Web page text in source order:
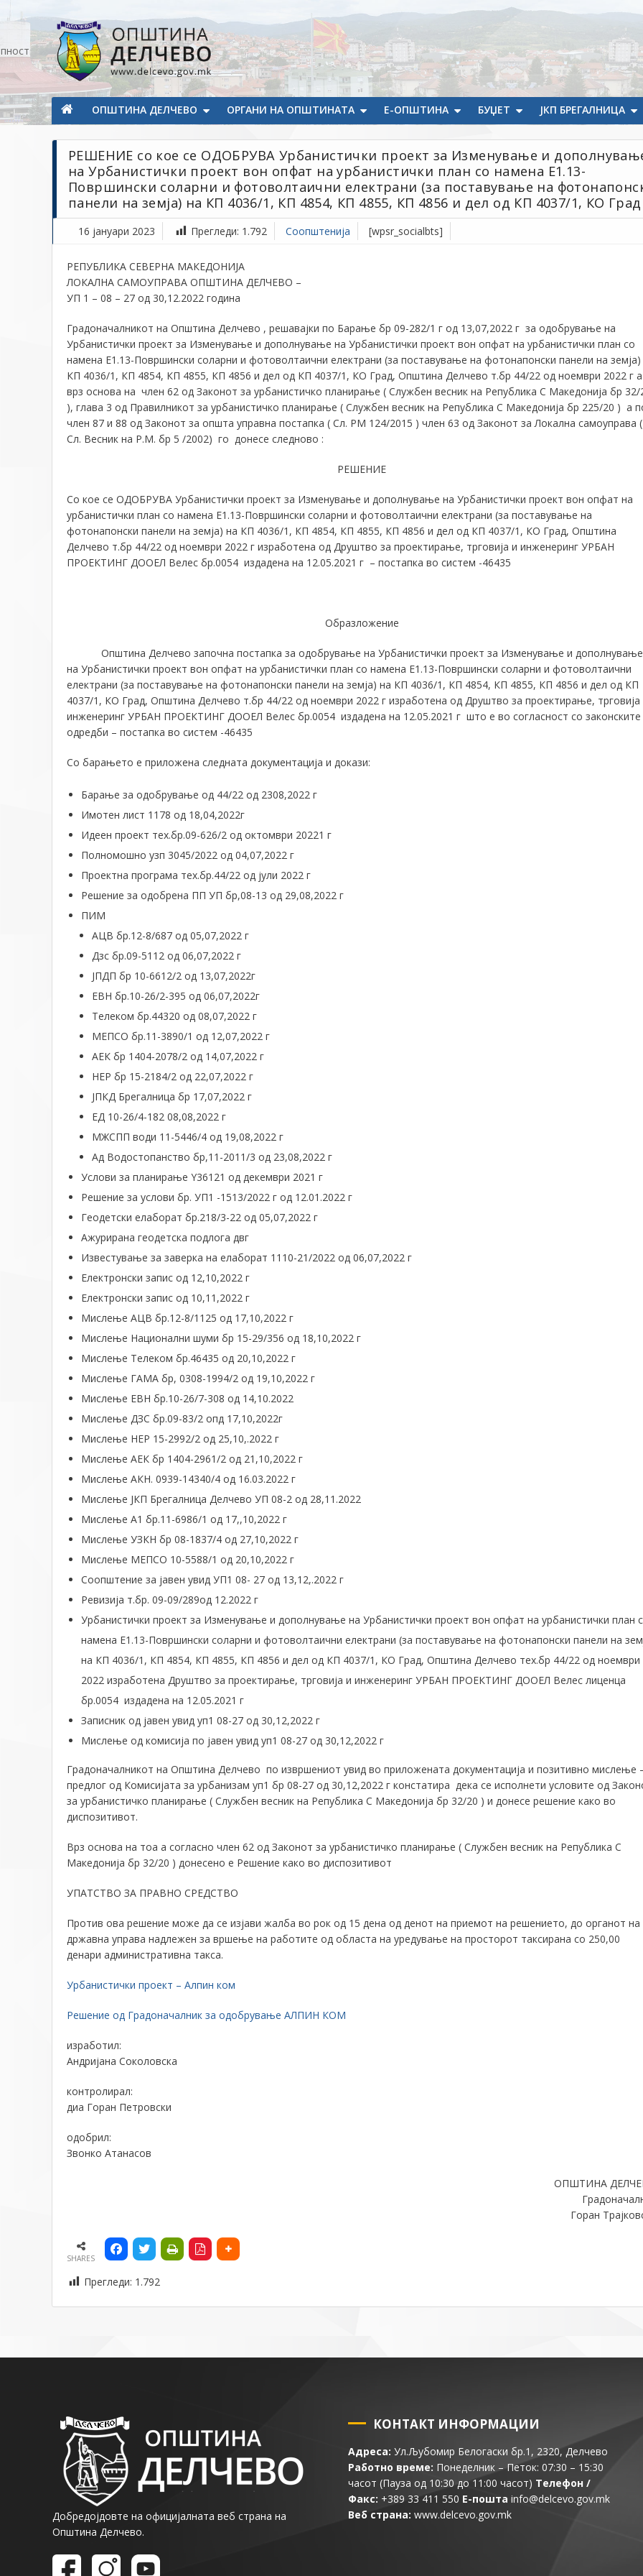
Општина Делчево
Општина Делчево
ОПШТИНА ДЕЛЧЕВО ОРГАНИ НА ОПШТИНАТА Е-ОПШТИНА БУЏЕТ ЈКП БРЕГАЛНИЦА
РЕШЕНИЕ со кое се ОДОБРУВА Урбанистички проект за Изменување и
на Урбанистички проект вон опфат на урбанистички план со намена Е1.13-
Површински соларни и фотоволтаични електрани (за поставување на
панели на земја) на КП 4036/1, КП 4854, КП 4855, КП 4856 и дел од КП 4037/1, КО Град
16 јануари 2023 Прегледи: 1.792 Соопштенија [wpsr_socialbts]
РЕПУБЛИКА СЕВЕРНА МАКЕДОНИЈА
ЛОКАЛНА САМОУПРАВА ОПШТИНА ДЕЛЧЕВО –
УП 1 – 08 – 27 од 30,12.2022 година
Градоначалникот на Општина Делчево , решавајки по Барање бр 09-282/1 г од 13,07,2022 г за одобрување на
Урбанистички проект за Изменување и дополнување на Урбанистички проект вон опфат на урбанистички план со
намена Е1.13-Површински соларни и фотоволтаични електрани (за поставување на фотонапонски панели на земја)
КП 4036/1, КП 4854, КП 4855, КП 4856 и дел од КП 4037/1, КО Град, Општина Делчево т.бр 44/22 од ноември 2022 г а
врз основа на член 62 од Законот за урбанистичко планирање ( Службен весник на Република С Македонија бр 32/
), глава 3 од Правилникот за урбанистичко планирање ( Службен весник на Република С Македонија бр 225/20 ) а
член 87 и 88 од Законот за општа управна постапка ( Сл. РМ 124/2015 ) член 63 од Законот за Локална самоуправа (
Сл. Весник на Р.М. бр 5 /2002) го донесе следново :
РЕШЕНИЕ
Со кое се ОДОБРУВА Урбанистички проект за Изменување и дополнување на Урбанистички проект вон опфат на
урбанистички план со намена Е1.13-Површински соларни и фотоволтаични електрани (за поставување на
фотонапонски панели на земја) на КП 4036/1, КП 4854, КП 4855, КП 4856 и дел од КП 4037/1, КО Град, Општина
Делчево т.бр 44/22 од ноември 2022 г изработена од Друштво за проектирање, трговија и инженеринг УРБАН
ПРОЕКТИНГ ДООЕЛ Велес бр.0054 издадена на 12.05.2021 г – постапка во систем -46435
Образложение
Општина Делчево започна постапка за одобрување на Урбанистички проект за Изменување и дополнување
на Урбанистички проект вон опфат на урбанистички план со намена Е1.13-Површински соларни и фотоволтаични
електрани (за поставување на фотонапонски панели на земја) на КП 4036/1, КП 4854, КП 4855, КП 4856 и дел од КП
4037/1, КО Град, Општина Делчево т.бр 44/22 од ноември 2022 г изработена од Друштво за проектирање, трговија
инженеринг УРБАН ПРОЕКТИНГ ДООЕЛ Велес бр.0054 издадена на 12.05.2021 г што е во согласност со законските
одредби – постапка во систем -46435
Со барањето е приложена следната документација и докази:
Барање за одобрување од 44/22 од 2308,2022 г
Имотен лист 1178 од 18,04,2022г
Идеен проект тех.бр.09-626/2 од октомври 20221 г
Полномошно узп 3045/2022 од 04,07,2022 г
Проектна програма тех.бр.44/22 од јули 2022 г
Решение за одобрена ПП УП бр,08-13 од 29,08,2022 г
ПИМ
АЦВ бр.12-8/687 од 05,07,2022 г
Дзс бр.09-5112 од 06,07,2022 г
ЈПДП бр 10-6612/2 од 13,07,2022г
ЕВН бр.10-26/2-395 од 06,07,2022г
Телеком бр.44320 од 08,07,2022 г
МЕПСО бр.11-3890/1 од 12,07,2022 г
АЕК бр 1404-2078/2 од 14,07,2022 г
НЕР бр 15-2184/2 од 22,07,2022 г
ЈПКД Брегалница бр 17,07,2022 г
ЕД 10-26/4-182 08,08,2022 г
МЖСПП води 11-5446/4 од 19,08,2022 г
Ад Водостопанство бр,11-2011/3 од 23,08,2022 г
Услови за планирање Y36121 од декември 2021 г
Решение за услови бр. УП1 -1513/2022 г од 12.01.2022 г
Геодетски елаборат бр.218/3-22 од 05,07,2022 г
Ажурирана геодетска подлога двг
Известување за заверка на елаборат 1110-21/2022 од 06,07,2022 г
Електронски запис од 12,10,2022 г
Електронски запис од 10,11,2022 г
Мислење АЦВ бр.12-8/1125 од 17,10,2022 г
Мислење Национални шуми бр 15-29/356 од 18,10,2022 г
Мислење Телеком бр.46435 од 20,10,2022 г
Мислење ГАМА бр, 0308-1994/2 од 19,10,2022 г
Мислење ЕВН бр.10-26/7-308 од 14,10.2022
Мислење ДЗС бр.09-83/2 опд 17,10,2022г
Мислење НЕР 15-2992/2 од 25,10,.2022 г
Мислење АЕК бр 1404-2961/2 од 21,10,2022 г
Мислење АКН. 0939-14340/4 од 16.03.2022 г
Мислење ЈКП Брегалница Делчево УП 08-2 од 28,11.2022
Мислење А1 бр.11-6986/1 од 17,,10,2022 г
Мислење УЗКН бр 08-1837/4 од 27,10,2022 г
Мислење МЕПСО 10-5588/1 од 20,10,2022 г
Соопштение за јавен увид УП1 08- 27 од 13,12,.2022 г
Ревизија т.бр. 09-09/289од 12.2022 г
Урбанистички проект за Изменување и дополнување на Урбанистички проект вон опфат на урбанистички план
намена Е1.13-Површински соларни и фотоволтаични електрани (за поставување на фотонапонски панели на
на КП 4036/1, КП 4854, КП 4855, КП 4856 и дел од КП 4037/1, КО Град, Општина Делчево тех.бр 44/22 од ноември
2022 изработена Друштво за проектирање, трговија и инженеринг УРБАН ПРОЕКТИНГ ДООЕЛ Велес лиценца
бр.0054 издадена на 12.05.2021 г
Записник од јавен увид уп1 08-27 од 30,12,2022 г
Мислење од комисија по јавен увид уп1 08-27 од 30,12,2022 г
Градоначалникот на Општина Делчево по извршениот увид во приложената документација и позитивно мислење
предлог од Комисијата за урбанизам уп1 бр 08-27 од 30,12,2022 г констатира дека се исполнети условите од
за урбанистичко планирање ( Службен весник на Република С Македонија бр 32/20 ) и донесе решение како во
диспозитивот.
Врз основа на тоа а согласно член 62 од Законот за урбанистичко планирање ( Службен весник на Република С
Македонија бр 32/20 ) донесено е Решение како во диспозитивот
УПАТСТВО ЗА ПРАВНО СРЕДСТВО
Против ова решение може да се изјави жалба во рок од 15 дена од денот на приемот на решението, до органот на
државна управа надлежен за вршење на работите од областа на уредување на просторот таксирана со 250,00
денари административна такса.
Урбанистички проект – Алпин ком
Решение од Градоначалник за одобрување АЛПИН КОМ
изработил:
Андријана Соколовска
контролирал:
диа Горан Петровски
одобрил:
Звонко Атанасов
ОПШТИНА
Горан
SHARES
Прегледи: 1.792
Добредојдовте на официјалната веб страна на
Општина Делчево.
КОНТАКТ ИНФОРМАЦИИ
Адреса: Ул.Љубомир Белогаски бр.1, 2320, Делчево
Работно време: Понеделник – Петок: 07:30 – 15:30
часот (Пауза од 10:30 до 11:00 часот) Телефон /
Факс: +389 33 411 550 Е-пошта info@delcevo.gov.mk
Веб страна: www.delcevo.gov.mk